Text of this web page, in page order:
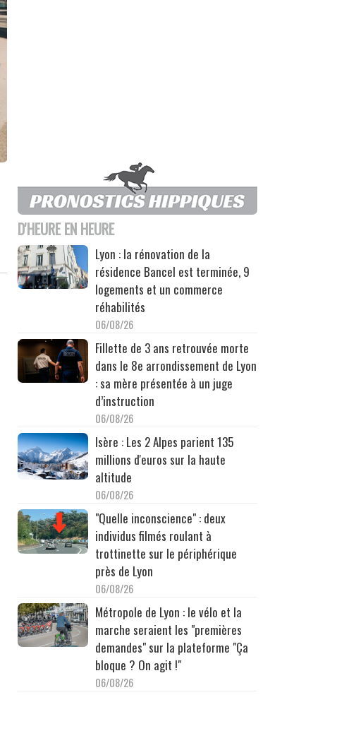
D'HEURE EN HEURE
Lyon : la rénovation de la
résidence Bancel est terminée, 9
logements et un commerce
réhabilités
06/08/26
Fillette de 3 ans retrouvée morte
dans le 8e arrondissement de Lyon
: sa mère présentée à un juge
d’instruction
06/08/26
Isère : Les 2 Alpes parient 135
millions d'euros sur la haute
altitude
06/08/26
"Quelle inconscience" : deux
individus filmés roulant à
trottinette sur le périphérique
près de Lyon
06/08/26
Métropole de Lyon : le vélo et la
marche seraient les "premières
demandes" sur la plateforme "Ça
bloque ? On agit !"
06/08/26